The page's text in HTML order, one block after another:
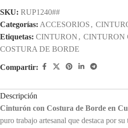
SKU: RUP1240##
Categorías: ACCESORIOS ,
Etiquetas: CINTURON , CINTURON
COSTURA DE BORDE
Compartir:
Descripción
Cinturón con Costura de Borde en
puro trabajo artesanal que destaca por